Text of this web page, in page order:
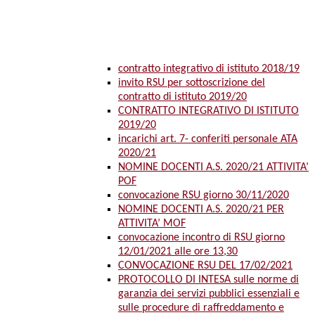
contratto integrativo di istituto 2018/19
invito RSU per sottoscrizione del
contratto di istituto 2019/20
CONTRATTO INTEGRATIVO DI ISTITUTO
2019/20
incarichi art. 7- conferiti personale ATA
2020/21
NOMINE DOCENTI A.S. 2020/21 ATTIVITA’
POF
convocazione RSU giorno 30/11/2020
NOMINE DOCENTI A.S. 2020/21 PER
ATTIVITA’ MOF
convocazione incontro di RSU giorno
12/01/2021 alle ore 13,30
CONVOCAZIONE RSU DEL 17/02/2021
PROTOCOLLO DI INTESA sulle norme di
garanzia dei servizi pubblici essenziali e
sulle procedure di raffreddamento e